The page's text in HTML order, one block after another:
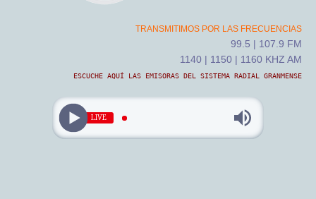
TRANSMITIMOS POR LAS FRECUENCIAS
99.5 | 107.9 FM
1140 | 1150 | 1160 KHZ AM
ESCUCHE AQUÍ LAS EMISORAS DEL SISTEMA RADIAL GRANMENSE
LIVE